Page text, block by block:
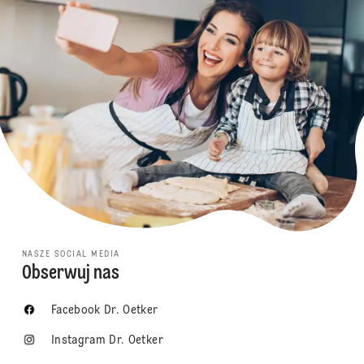
NASZE SOCIAL MEDIA
Obserwuj nas
Facebook Dr. Oetker
Instagram Dr. Oetker